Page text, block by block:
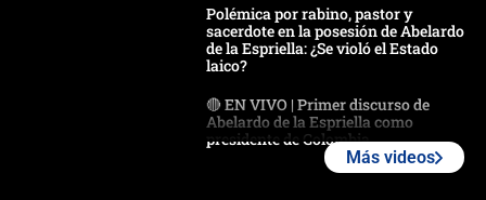
Polémica por rabino, pastor y
sacerdote en la posesión de Abelardo
de la Espriella: ¿Se violó el Estado
laico?
🔴 EN VIVO | Primer discurso de
Abelardo de la Espriella como
presidente de Colombia
Más videos